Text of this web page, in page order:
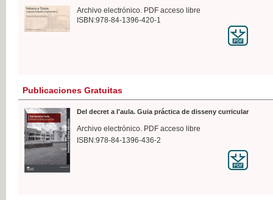
Archivo electrónico. PDF acceso libre
ISBN:978-84-1396-420-1
Publicaciones Gratuitas
Del decret a l'aula. Guia práctica de disseny curricular
Archivo electrónico. PDF acceso libre
ISBN:978-84-1396-436-2